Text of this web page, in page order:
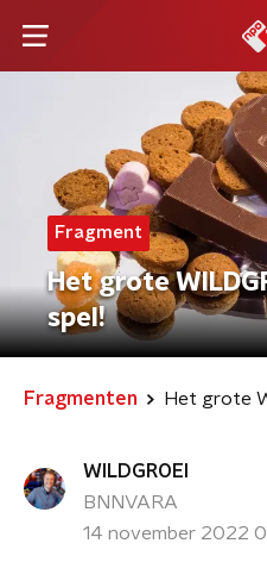
Fragment
Het grote
spel!
Fragmenten Het grote
WILDGROEI
BNNVARA
14 november 2022